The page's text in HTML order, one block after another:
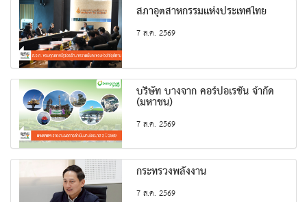
สภาอุตสาหกรรมแห่งประเทศไทย
7 ส.ค. 2569
บริษัท บางจาก คอร์ปอเรชั่น จำกัด
(มหาชน)
7 ส.ค. 2569
กระทรวงพลังงาน
7 ส.ค. 2569